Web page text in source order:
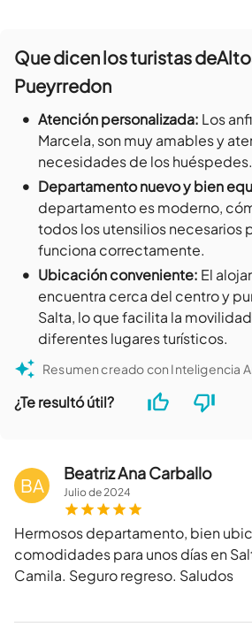
Que dicen los turistas de
Pueyrredon
• Atención personalizada: Los
Marcela, son muy amables y
necesidades de los huéspedes.
• Departamento nuevo y bien
departamento es moderno,
todos los utensilios necesarios
funciona correctamente.
• Ubicación conveniente: El
encuentra cerca del centro y
Salta, lo que facilita la
diferentes lugares turísticos.
Resumen creado con Inteligencia
¿Te resultó útil?
BA
Beatriz Ana Carballo
Juliode2024
Hermosos departamento, bien
comodidades para unos días en
Camila. Seguro regreso. Saludos